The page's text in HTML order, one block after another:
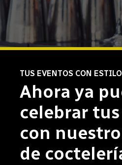
TUS EVENTOS CON ESTILO
Ahora ya
celebrar
con
de